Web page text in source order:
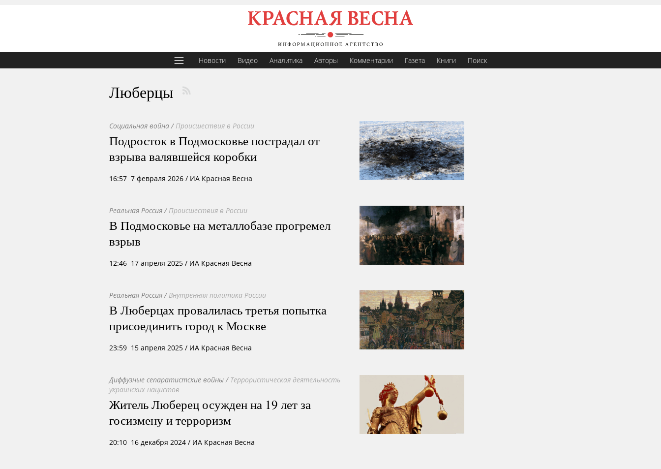
Новости Видео Аналитика Авторы Комментарии Газета Книги Поиск
Люберцы
Социальная война / Происшествия в России
Подросток в Подмосковье пострадал от
взрыва валявшейся коробки
16:57 7 февраля 2026 / ИА Красная Весна
Реальная Россия / Происшествия в России
В Подмосковье на металлобазе прогремел
взрыв
12:46 17 апреля 2025 / ИА Красная Весна
Реальная Россия / Внутренняя политика России
В Люберцах провалилась третья попытка
присоединить город к Москве
23:59 15 апреля 2025 / ИА Красная Весна
Диффузные сепаратистские войны / Террористическая деятельность
украинских нацистов
Житель Люберец осужден на 19 лет за
госизмену и терроризм
20:10 16 декабря 2024 / ИА Красная Весна